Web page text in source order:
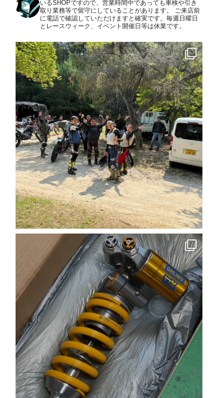
いるSHOPですので、営業時間中であっても車検や引き
取り業務等で留守にしていることがあります。
ご来店前
に電話で確認していただけますと確実です。毎週日曜日
とレースウィーク、イベント開催日等は休業です。